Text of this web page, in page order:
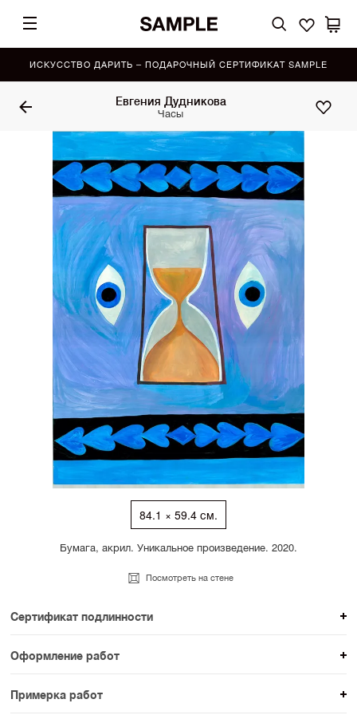
ИСКУССТВО ДАРИТЬ – ПОДАРОЧНЫЙ СЕРТИФИКАТ SAMPLE
Евгения Дудникова
Часы
84.1 × 59.4 см.
Бумага, акрил. Уникальное произведение. 2020.
Посмотреть на стене
Сертификат подлинности
К каждому авторскому произведению мы
прикладываем сертификат подлинности. Для товаров
раздела SAMPLE СЕРИЯ сертификаты не
Оформление работ
При покупке произведения вы можете выбрать и
оплатить вариант оформления. На сайте доступен
Примерка работ